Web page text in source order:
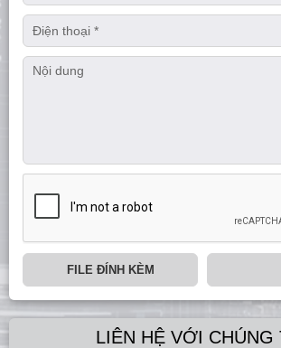
FILE ĐÍNH KÈM
LIÊN HỆ VỚI CHÚNG